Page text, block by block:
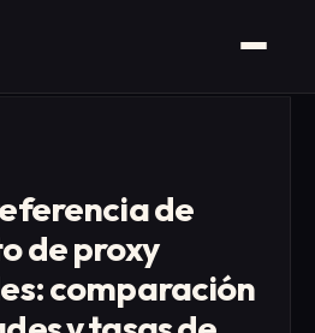
de
de proxy
comparación